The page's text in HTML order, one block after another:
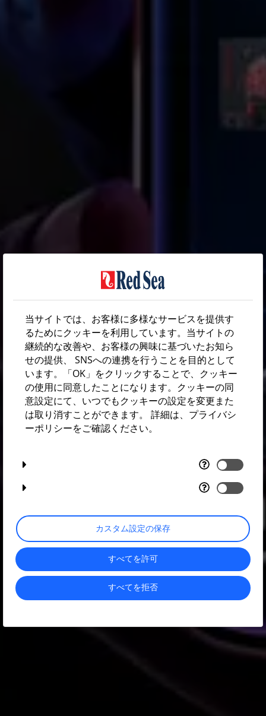
当サイトでは、お客様に多様なサービスを提供す
るためにクッキーを利用しています。当サイトの
継続的な改善や、お客様の興味に基づいたお知ら
せの提供、 SNSへの連携を行うことを目的として
います。「OK」をクリックすることで、クッキー
の使用に同意したことになります。クッキーの同
意設定にて、いつでもクッキーの設定を変更また
は取り消すことができます。 詳細は、プライバシ
ーポリシーをご確認ください。
カスタム設定の保存
すべてを許可
すべてを拒否